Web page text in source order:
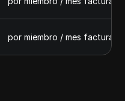
por miembro / mes